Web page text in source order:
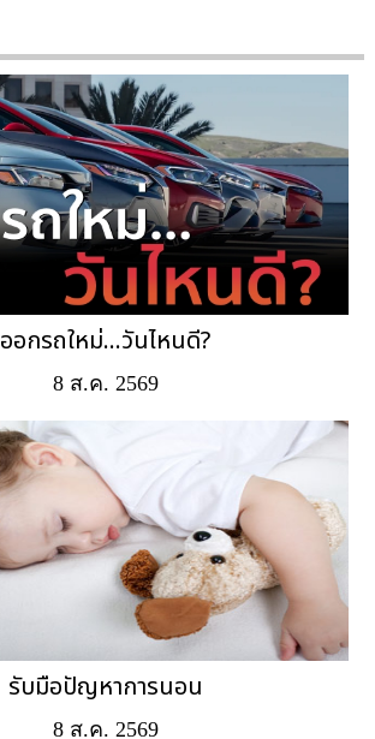
ออกรถใหม่...วันไหนดี?
8 ส.ค. 2569
รับมือปัญหาการนอน
8 ส.ค. 2569